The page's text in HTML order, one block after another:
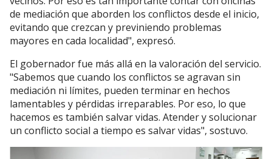
de mediación que aborden los conflictos desde el inicio,
evitando que crezcan y previniendo problemas
mayores en cada localidad", expresó.
El gobernador fue más allá en la valoración del servicio.
"Sabemos que cuando los conflictos se agravan sin
mediación ni límites, pueden terminar en hechos
lamentables y pérdidas irreparables. Por eso, lo que
hacemos es también salvar vidas. Atender y solucionar
un conflicto social a tiempo es salvar vidas", sostuvo.